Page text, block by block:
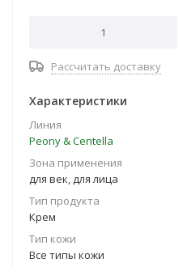
Рассчитать доставку
Характеристики
Линия
Peony & Centella
Зона применения
для век, для лица
Тип продукта
Крем
Тип кожи
Все типы кожи